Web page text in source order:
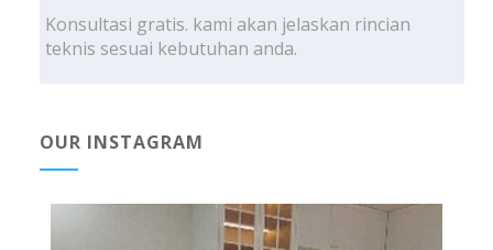
Konsultasi gratis. kami akan jelaskan rincian
teknis sesuai kebutuhan anda.
OUR INSTAGRAM